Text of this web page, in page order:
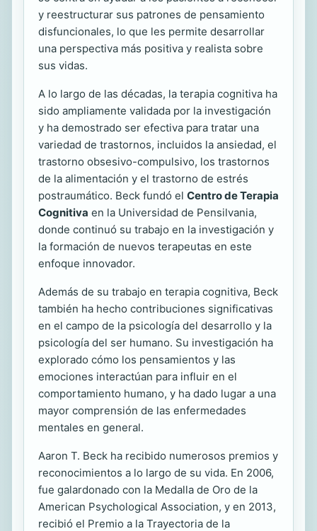
y reestructurar sus patrones de pensamiento
disfuncionales, lo que les permite desarrollar
una perspectiva más positiva y realista sobre
sus vidas.
A lo largo de las décadas, la terapia cognitiva ha
sido ampliamente validada por la investigación
y ha demostrado ser efectiva para tratar una
variedad de trastornos, incluidos la ansiedad, el
trastorno obsesivo-compulsivo, los trastornos
de la alimentación y el trastorno de estrés
postraumático. Beck fundó el Centro de Terapia
Cognitiva en la Universidad de Pensilvania,
donde continuó su trabajo en la investigación y
la formación de nuevos terapeutas en este
enfoque innovador.
Además de su trabajo en terapia cognitiva, Beck
también ha hecho contribuciones significativas
en el campo de la psicología del desarrollo y la
psicología del ser humano. Su investigación ha
explorado cómo los pensamientos y las
emociones interactúan para influir en el
comportamiento humano, y ha dado lugar a una
mayor comprensión de las enfermedades
mentales en general.
Aaron T. Beck ha recibido numerosos premios y
reconocimientos a lo largo de su vida. En 2006,
fue galardonado con la Medalla de Oro de la
American Psychological Association, y en 2013,
recibió el Premio a la Trayectoria de la